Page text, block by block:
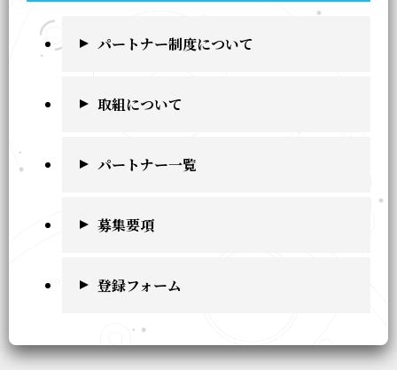
パートナー制度について
取組について
パートナー一覧
募集要項
登録フォーム